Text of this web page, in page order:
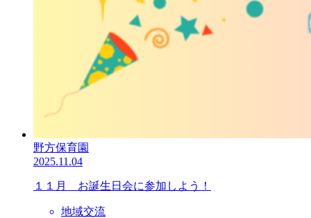
野方保育園
2025.11.04
１１月 お誕生日会に参加しよう！
地域交流